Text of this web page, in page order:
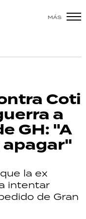
MÁS
Coti
a
GH: "A
apagar"
la ex
intentar
de Gran